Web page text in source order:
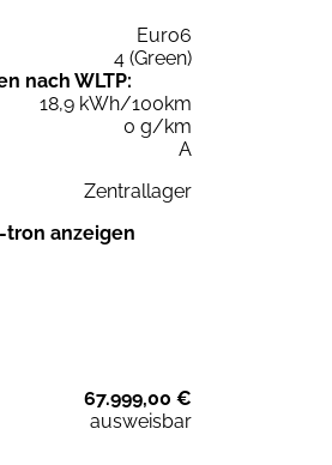
Euro6
4 (Green)
nach WLTP:
18,9 kWh/100km
0 g/km
A
Zentrallager
tron anzeigen
67.999,00 €
ausweisbar